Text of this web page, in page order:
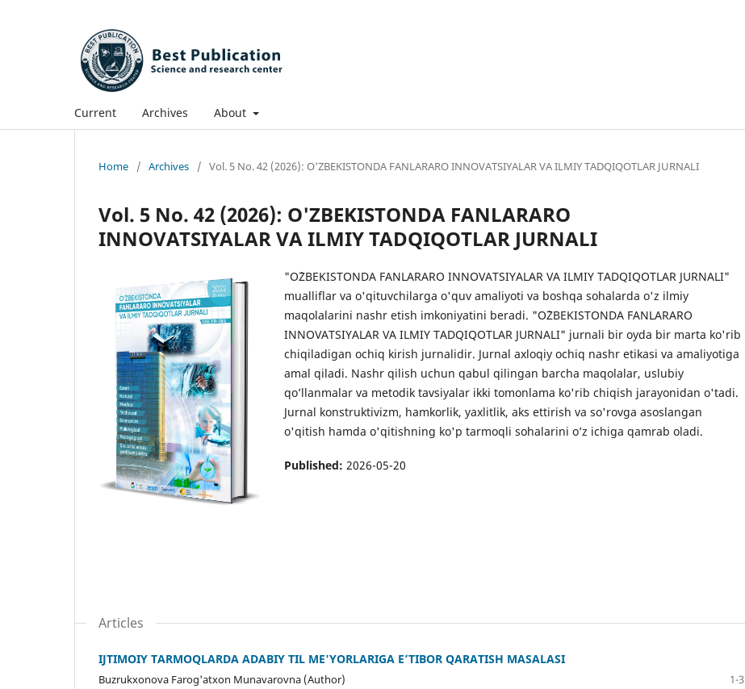
Current Archives About
Home / Archives / Vol. 5 No. 42 (2026): O'ZBEKISTONDA FANLARARO INNOVATSIYALAR VA ILMIY TADQIQOTLAR JURNALI
Vol. 5 No. 42 (2026): O'ZBEKISTONDA FANLARARO
INNOVATSIYALAR VA ILMIY TADQIQOTLAR JURNALI
"O`ZBEKISTONDA FANLARARO INNOVATSIYALAR VA ILMIY TADQIQOTLAR JURNALI"
mualliflar va o'qituvchilarga o'quv amaliyoti va boshqa sohalarda o'z ilmiy
maqolalarini nashr etish imkoniyatini beradi. "O`ZBEKISTONDA FANLARARO
INNOVATSIYALAR VA ILMIY TADQIQOTLAR JURNALI" jurnali bir oyda bir marta ko'rib
chiqiladigan ochiq kirish jurnalidir. Jurnal axloqiy ochiq nashr etikasi va amaliyotiga
amal qiladi. Nashr qilish uchun qabul qilingan barcha maqolalar, uslubiy
qo’llanmalar va metodik tavsiyalar ikki tomonlama ko'rib chiqish jarayonidan o'tadi.
Jurnal konstruktivizm, hamkorlik, yaxlitlik, aks ettirish va so'rovga asoslangan
o'qitish hamda o'qitishning ko'p tarmoqli sohalarini o’z ichiga qamrab oladi.
Published: 2026-05-20
Articles
IJTIMOIY TARMOQLARDA ADABIY TIL ME'YORLARIGA E’TIBOR QARATISH MASALASI
Buzrukxonova Farog'atxon Munavarovna (Author)
1-3